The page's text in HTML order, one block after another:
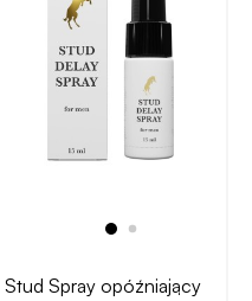
Stud Spray opóźniający